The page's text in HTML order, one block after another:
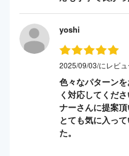
yoshi
2025/09/03/にレビ
色々なパターン
く対応してくだ
ナーさんに提案頂
とても気に入っ
た。